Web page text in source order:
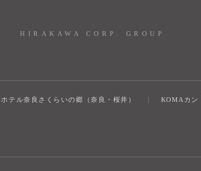
HIRAKAWA CORP. GROUP
ホテル奈良さくらいの郷（奈良・桜井）
KOMAカン